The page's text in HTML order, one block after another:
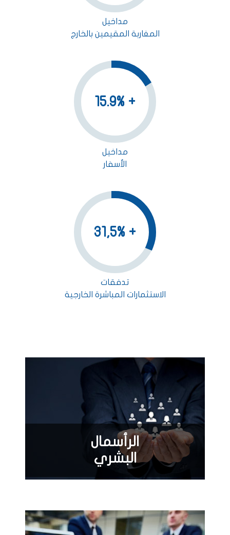
مداخيل
المغاربة المقيمين بالخارج
+ 15.9%
مداخيل
الأسفار
+ 31,5%
تدفقات
الاستثمارات المباشرة الخارجية
الرأسمال
البشري